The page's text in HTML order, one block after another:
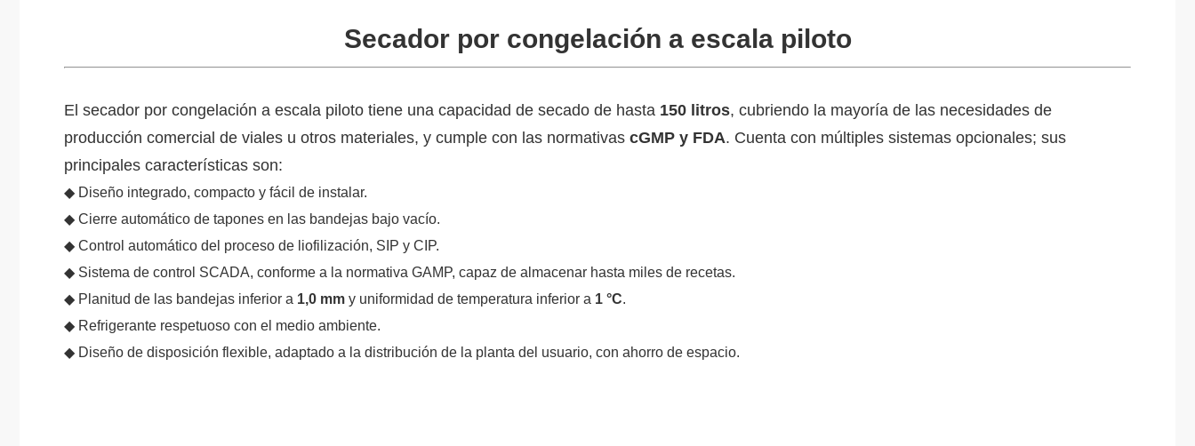
Secador por congelación a escala piloto
El secador por congelación a escala piloto tiene una capacidad de secado de hasta 150 litros, cubriendo la mayoría de las necesidades de
producción comercial de viales u otros materiales, y cumple con las normativas cGMP y FDA. Cuenta con múltiples sistemas opcionales; sus
principales características son:
◆ Diseño integrado, compacto y fácil de instalar.
◆ Cierre automático de tapones en las bandejas bajo vacío.
◆ Control automático del proceso de liofilización, SIP y CIP.
◆ Sistema de control SCADA, conforme a la normativa GAMP, capaz de almacenar hasta miles de recetas.
◆ Planitud de las bandejas inferior a 1,0 mm y uniformidad de temperatura inferior a 1 °C.
◆ Refrigerante respetuoso con el medio ambiente.
◆ Diseño de disposición flexible, adaptado a la distribución de la planta del usuario, con ahorro de espacio.